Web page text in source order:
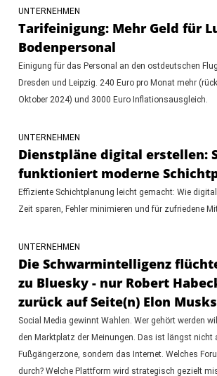
UNTERNEHMEN
Tarifeinigung: Mehr Geld für
Bodenpersonal
Einigung für das Personal an den ostdeutschen
Dresden und Leipzig. 240 Euro pro Monat mehr
Oktober 2024) und 3000 Euro Inflationsausgleich.
UNTERNEHMEN
Dienstpläne digital erstellen:
funktioniert moderne
Effiziente Schichtplanung leicht gemacht: Wie
Zeit sparen, Fehler minimieren und für zufriedene
UNTERNEHMEN
Die Schwarmintelligenz
zu Bluesky - nur Robert
zurück auf Seite(n) Elon Musks
Social Media gewinnt Wahlen. Wer gehört werden
den Marktplatz der Meinungen. Das ist längst nicht
Fußgängerzone, sondern das Internet. Welches
durch? Welche Plattform wird strategisch gezielt